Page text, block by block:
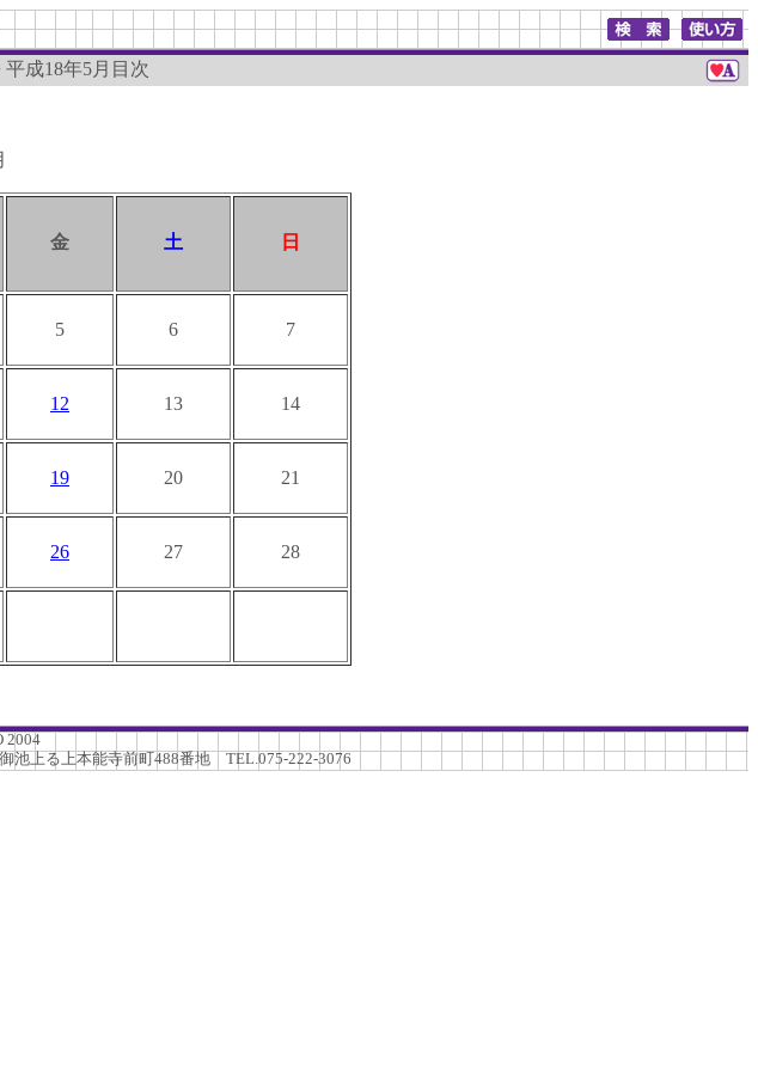
平成18年5月目次
金 土 日
5 6 7
12 13 14
19 20 21
26 27 28
2004
上る上本能寺前町488番地 TEL.075-222-3076